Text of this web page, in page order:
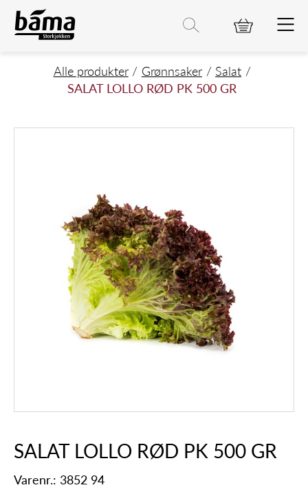
SALAT LOLLO RØD PK 500 GR
Hovedinnhold
Hovedmeny
Hovedmeny
Alle produkter Grønnsaker
Salat
SALAT LOLLO RØD PK 500 GR
SALAT LOLLO RØD PK 500 GR
Varenr.: 3852 94